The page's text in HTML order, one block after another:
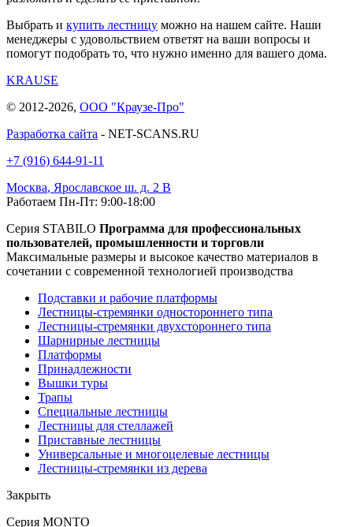
Выбрать и купить лестницу можно на нашем сайте. Наши
менеджеры с удовольствием ответят на ваши вопросы и
помогут подобрать то, что нужно именно для вашего дома.
KRAUSE
© 2012-2026, ООО "Краузе-Про"
Разработка сайта - NET-SCANS.RU
+7 (916) 644-91-11
Москва, Ярославское ш. д. 2 В
Работаем Пн-Пт: 9:00-18:00
Серия STABILO Программа для профессиональных
пользователей, промышленности и торговли
Максимальные размеры и высокое качество материалов в
сочетании с современной технологией производства
Подставки и рабочие платформы
Лестницы-стремянки одностороннего типа
Лестницы-стремянки двухстороннего типа
Шарнирные лестницы
Платформы
Принадлежности
Вышки туры
Трапы
Специальные лестницы
Лестницы для стеллажей
Приставные лестницы
Универсальные и многоцелевые лестницы
Лестницы-стремянки из дерева
Закрыть
Серия MONTO